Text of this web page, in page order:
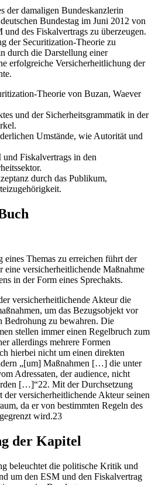
der damaligen Bundeskanzlerin
Bundestag im Juni 2012 von
des Fiskalvertrags zu überzeugen.
der Securitization-Theorie zu
durch die Darstellung einer
erfolgreiche Versicherheitlichung der
Theorie von Buzan, Waever
und der Sicherheitsgrammatik in der
Umstände, wie Autorität und
Fiskalvertrags in den
durch das Publikum,
Themas zu erreichen führt der
eine versicherheitlichende Maßnahme
in der Form eines Sprechakts.
versicherheitlichende Akteur die
um das Bezugsobjekt vor
Bedrohung zu bewahren. Die
stellen immer einen Regelbruch zum
allerdings mehrere Formen
hierbei nicht um einen direkten
„[um] Maßnahmen […] die unter
Adressaten, der audience, nicht
[…]“22. Mit der Durchsetzung
der versicherheitlichende Akteur seinen
da er von bestimmten Regeln des
wird.23
der Kapitel
beleuchtet die politische Kritik und
um den ESM und den Fiskalvertrag